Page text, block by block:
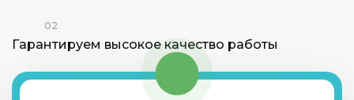
02
Гарантируем высокое качество работы